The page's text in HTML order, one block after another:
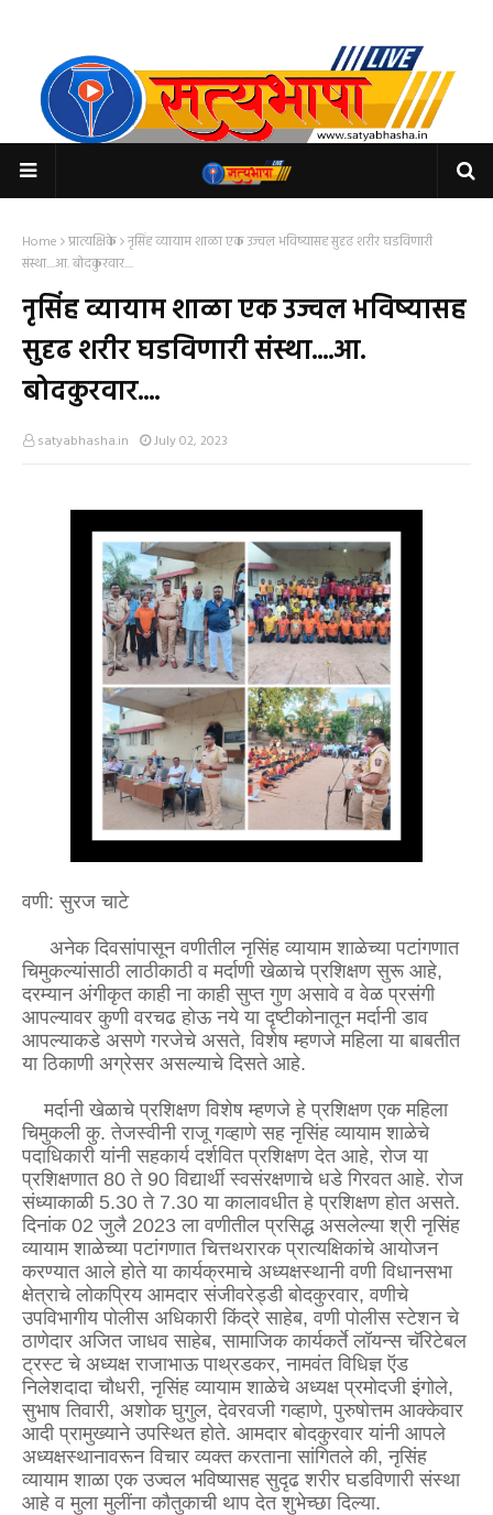
Home प्रात्यक्षिके नृसिंह व्यायाम शाळा एक उज्वल भविष्यासह सुदृढ शरीर घडविणारी
संस्था....आ. बोदकुरवार....
नृसिंह व्यायाम शाळा एक उज्वल भविष्यासह
सुदृढ शरीर घडविणारी संस्था....आ.
बोदकुरवार....
satyabhasha.in July 02, 2023
वणी: सुरज चाटे
अनेक दिवसांपासून वणीतील नृसिंह व्यायाम शाळेच्या पटांगणात
चिमुकल्यांसाठी लाठीकाठी व मर्दाणी खेळाचे प्रशिक्षण सुरू आहे,
दरम्यान अंगीकृत काही ना काही सुप्त गुण असावे व वेळ प्रसंगी
आपल्यावर कुणी वरचढ होऊ नये या दृष्टीकोनातून मर्दानी डाव
आपल्याकडे असणे गरजेचे असते, विशेष म्हणजे महिला या बाबतीत
या ठिकाणी अग्रेसर असल्याचे दिसते आहे.
मर्दानी खेळाचे प्रशिक्षण विशेष म्हणजे हे प्रशिक्षण एक महिला
चिमुकली कु. तेजस्वीनी राजू गव्हाणे सह नृसिंह व्यायाम शाळेचे
पदाधिकारी यांनी सहकार्य दर्शवित प्रशिक्षण देत आहे, रोज या
प्रशिक्षणात 80 ते 90 विद्यार्थी स्वसंरक्षणाचे धडे गिरवत आहे. रोज
संध्याकाळी 5.30 ते 7.30 या कालावधीत हे प्रशिक्षण होत असते.
दिनांक 02 जुलै 2023 ला वणीतील प्रसिद्ध असलेल्या श्री नृसिंह
व्यायाम शाळेच्या पटांगणात चित्तथरारक प्रात्यक्षिकांचे आयोजन
करण्यात आले होते या कार्यक्रमाचे अध्यक्षस्थानी वणी विधानसभा
क्षेत्राचे लोकप्रिय आमदार संजीवरेड्डी बोदकुरवार, वणीचे
उपविभागीय पोलीस अधिकारी किंद्रे साहेब, वणी पोलीस स्टेशन चे
ठाणेदार अजित जाधव साहेब, सामाजिक कार्यकर्ते लॉयन्स चॅरिटेबल
ट्रस्ट चे अध्यक्ष राजाभाऊ पाथ्रडकर, नामवंत विधिज्ञ ऍड
निलेशदादा चौधरी, नृसिंह व्यायाम शाळेचे अध्यक्ष प्रमोदजी इंगोले,
सुभाष तिवारी, अशोक घुगुल, देवरवजी गव्हाणे, पुरुषोत्तम आक्केवार
आदी प्रामुख्याने उपस्थित होते. आमदार बोदकुरवार यांनी आपले
अध्यक्षस्थानावरून विचार व्यक्त करताना सांगितले की, नृसिंह
व्यायाम शाळा एक उज्वल भविष्यासह सुदृढ शरीर घडविणारी संस्था
आहे व मुला मुलींना कौतुकाची थाप देत शुभेच्छा दिल्या.